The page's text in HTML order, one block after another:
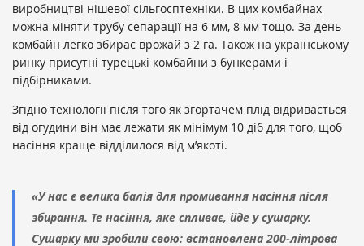
виробництві нішевої сільгосптехніки. В цих комбайнах
можна міняти трубу сепарації на 6 мм, 8 мм тощо. За день
комбайн легко збирає врожай з 2 га. Також на українському
ринку присутні турецькі комбайни з бункерами і
підбірниками.
Згідно технології після того як згортачем плід відривається
від огудини він має лежати як мінімум 10 діб для того, щоб
насіння краще відділилося від м’якоті.
«У нас є велика балія для промивання насіння після
збирання. Те насіння, яке спливає, йде у сушарку.
Сушарку ми зробили свою: встановлена 200-літрова